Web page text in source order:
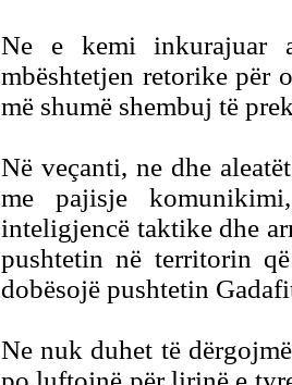
Ne e kemi inkurajuar
mbështetjen retorike për
më shumë shembuj të
Në veçanti, ne dhe
me pajisje
inteligjencë taktike dhe
pushtetin në territorin
dobësojë pushtetin
Ne nuk duhet të